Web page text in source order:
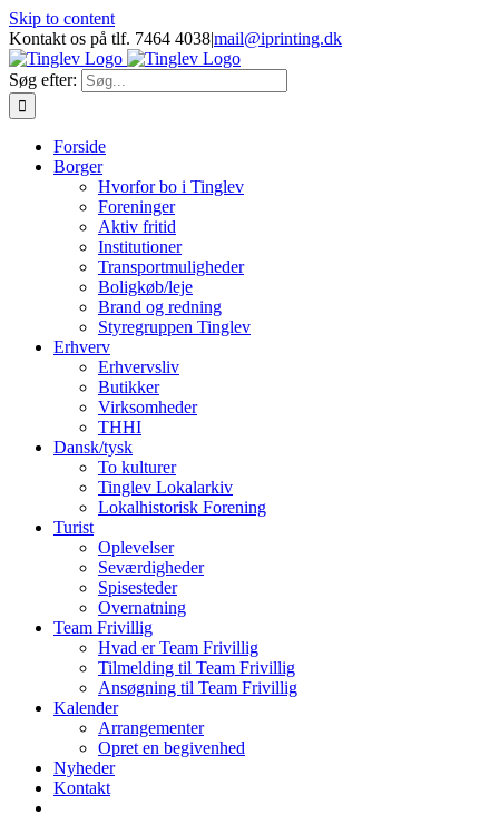
Skip to content
Kontakt os på tlf. 7464 4038|mail@iprinting.dk
Søg efter:
Forside
Borger
Hvorfor bo i Tinglev
Foreninger
Aktiv fritid
Institutioner
Transportmuligheder
Boligkøb/leje
Brand og redning
Styregruppen Tinglev
Erhverv
Erhvervsliv
Butikker
Virksomheder
THHI
Dansk/tysk
To kulturer
Tinglev Lokalarkiv
Lokalhistorisk Forening
Turist
Oplevelser
Seværdigheder
Spisesteder
Overnatning
Team Frivillig
Hvad er Team Frivillig
Tilmelding til Team Frivillig
Ansøgning til Team Frivillig
Kalender
Arrangementer
Opret en begivenhed
Nyheder
Kontakt